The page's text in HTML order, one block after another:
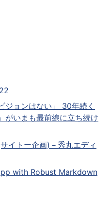
ジョンはない」 30年続く
がいまも最前線に立ち続け
イトー企画)－秀丸エディ
with Robust Markdown